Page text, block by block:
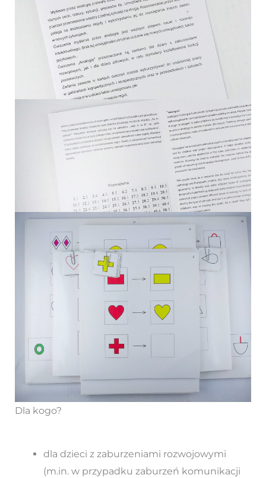
Dla kogo?
dla dzieci z zaburzeniami rozwojowymi
(m.in. w przypadku zaburzeń komunikacji